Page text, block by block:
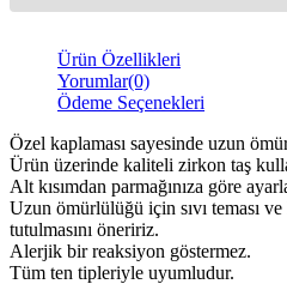
Ürün Özellikleri
Yorumlar(0)
Ödeme Seçenekleri
Özel kaplaması sayesinde uzun
Ürün üzerinde kaliteli zirkon taş
Alt kısımdan parmağınıza göre
Uzun ömürlülüğü için sıvı teması
tutulmasını öneririz.
Alerjik bir reaksiyon göstermez.
Tüm ten tipleriyle uyumludur.